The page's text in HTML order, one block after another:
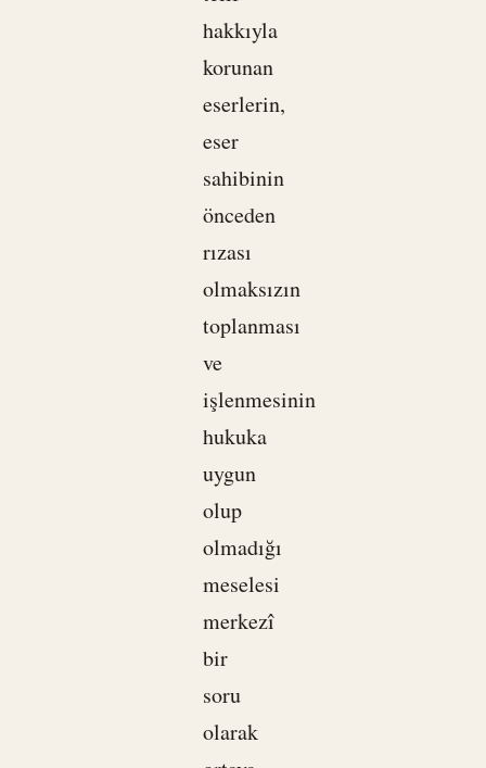
hakkıyla
korunan
eserlerin,
eser
sahibinin
önceden
rızası
olmaksızın
toplanması
ve
işlenmesinin
hukuka
uygun
olup
olmadığı
meselesi
merkezî
bir
soru
olarak